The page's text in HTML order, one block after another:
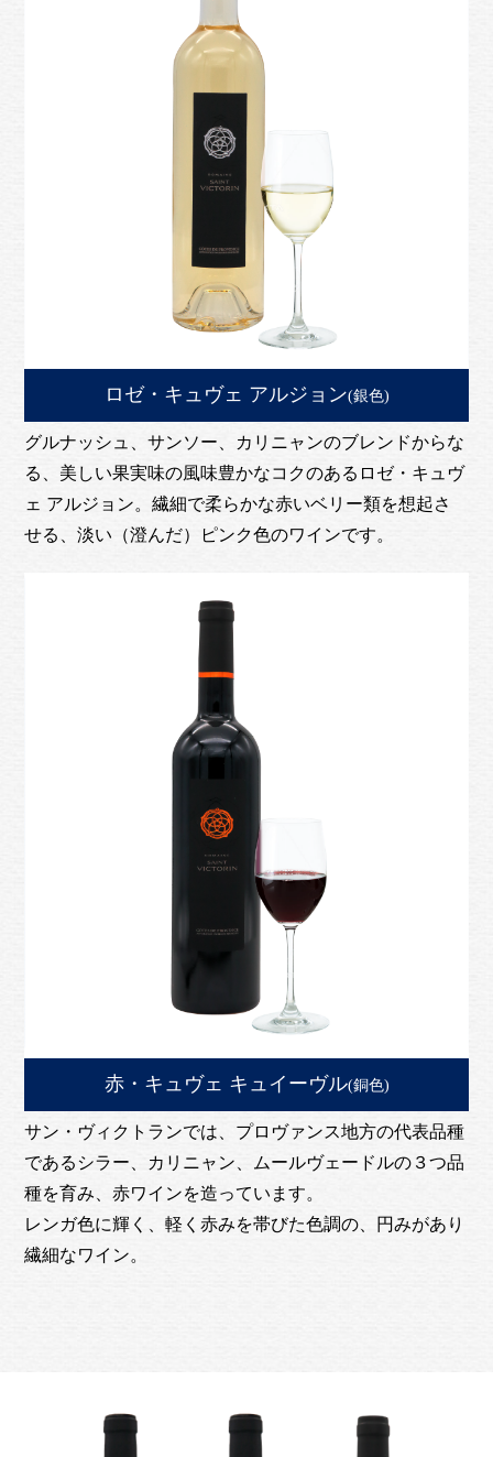
ロゼ・キュヴェ アルジョン(銀色)
グルナッシュ、サンソー、カリニャンのブレンドからな
る、美しい果実味の風味豊かなコクのあるロゼ・キュヴ
ェ アルジョン。繊細で柔らかな赤いベリー類を想起さ
せる、淡い（澄んだ）ピンク色のワインです。
赤・キュヴェ キュイーヴル(銅色)
サン・ヴィクトランでは、プロヴァンス地方の代表品種
であるシラー、カリニャン、ムールヴェードルの３つ品
種を育み、赤ワインを造っています。
レンガ色に輝く、軽く赤みを帯びた色調の、円みがあり
繊細なワイン。